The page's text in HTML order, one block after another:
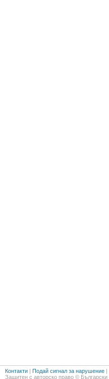
Контакти | Подай сигнал за нарушение |
Защитен с авторско право ©